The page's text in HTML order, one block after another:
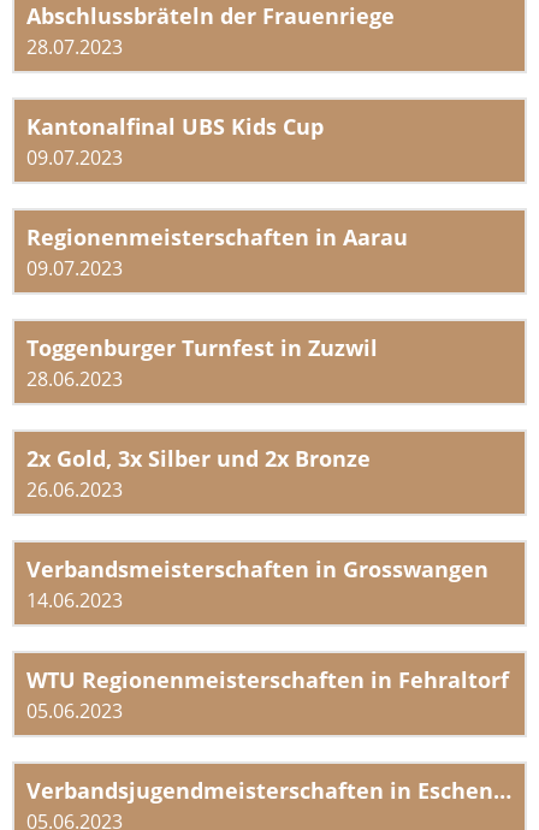
Abschlussbräteln der Frauenriege
28.07.2023
Kantonalfinal UBS Kids Cup
09.07.2023
Regionenmeisterschaften in Aarau
09.07.2023
Toggenburger Turnfest in Zuzwil
28.06.2023
2x Gold, 3x Silber und 2x Bronze
26.06.2023
Verbandsmeisterschaften in Grosswangen
14.06.2023
WTU Regionenmeisterschaften in Fehraltorf
05.06.2023
Verbandsjugendmeisterschaften in Eschenbach
05.06.2023